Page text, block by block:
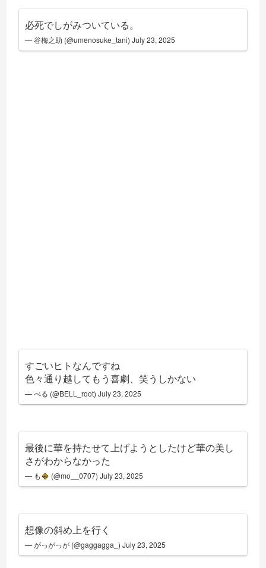
必死でしがみついている。
— 谷梅之助 (@umenosuke_tani)July 23, 2025
すごいヒトなんですね
色々通り越してもう喜劇、笑うしかない
— べる (@BELL_root)July 23, 2025
最後に華を持たせて上げようとしたけど華の美し
さがわからなかった
— も (@mo__0707) July 23, 2025
想像の斜め上を行く
— がっがっが (@gaggagga_)July 23, 2025